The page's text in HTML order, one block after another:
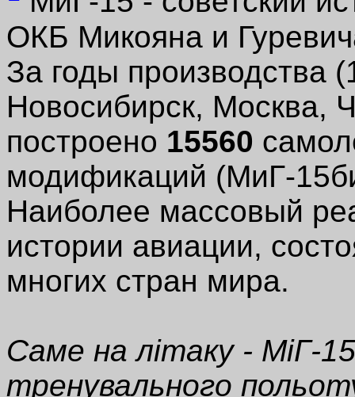
ОКБ Микояна и
За годы производства
Новосибирск, Москва,
построено 15560
модификаций (МиГ-
Наиболее массовый
истории авиации,
многих стран мира.
Саме на літаку - МіГ-
тренувального